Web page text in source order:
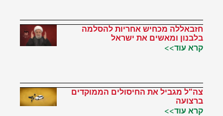
חזבאללה מכחיש אחריות להסלמה
בלבנון ומאשים את ישראל
קרא עוד>>
צה"ל מגביל את החיסולים הממוקדים
ברצועה
קרא עוד>>